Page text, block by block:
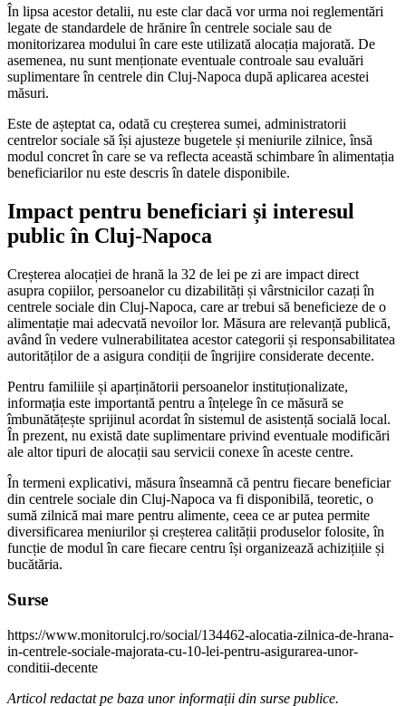
În lipsa acestor detalii, nu este clar dacă vor urma noi reglementări
legate de standardele de hrănire în centrele sociale sau de
monitorizarea modului în care este utilizată alocația majorată. De
asemenea, nu sunt menționate eventuale controale sau evaluări
suplimentare în centrele din Cluj-Napoca după aplicarea acestei
măsuri.
Este de așteptat ca, odată cu creșterea sumei, administratorii
centrelor sociale să își ajusteze bugetele și meniurile zilnice, însă
modul concret în care se va reflecta această schimbare în alimentația
beneficiarilor nu este descris în datele disponibile.
Impact pentru beneficiari și interesul
public în Cluj-Napoca
Creșterea alocației de hrană la 32 de lei pe zi are impact direct
asupra copiilor, persoanelor cu dizabilități și vârstnicilor cazați în
centrele sociale din Cluj-Napoca, care ar trebui să beneficieze de o
alimentație mai adecvată nevoilor lor. Măsura are relevanță publică,
având în vedere vulnerabilitatea acestor categorii și responsabilitatea
autorităților de a asigura condiții de îngrijire considerate decente.
Pentru familiile și aparținătorii persoanelor instituționalizate,
informația este importantă pentru a înțelege în ce măsură se
îmbunătățește sprijinul acordat în sistemul de asistență socială local.
În prezent, nu există date suplimentare privind eventuale modificări
ale altor tipuri de alocații sau servicii conexe în aceste centre.
În termeni explicativi, măsura înseamnă că pentru fiecare beneficiar
din centrele sociale din Cluj-Napoca va fi disponibilă, teoretic, o
sumă zilnică mai mare pentru alimente, ceea ce ar putea permite
diversificarea meniurilor și creșterea calității produselor folosite, în
funcție de modul în care fiecare centru își organizează achizițiile și
bucătăria.
Surse
https://www.monitorulcj.ro/social/134462-alocatia-zilnica-de-hrana-
in-centrele-sociale-majorata-cu-10-lei-pentru-asigurarea-unor-
conditii-decente
Articol redactat pe baza unor informații din surse publice.